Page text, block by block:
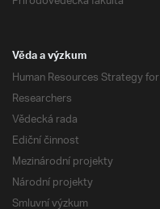
Věda a výzkum
Human Resources Strategy for
Researchers
Vědecká rada
Ediční činnost
Mezinárodní projekty
Národní projekty
Smluvní výzkum